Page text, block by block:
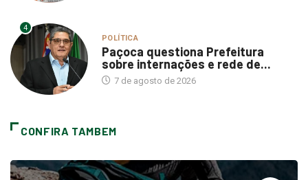
4
POLÍTICA
Paçoca questiona Prefeitura
sobre internações e rede de...
7 de agosto de 2026
CONFIRA TAMBEM